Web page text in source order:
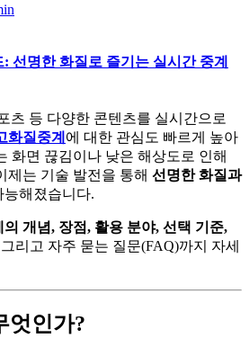
선명한 화질로 즐기는 실시간 중계
츠 등 다양한 콘텐츠를 실시간으로
화질중계 에 대한 관심도 빠르게 높아
화면 끊김이나 낮은 해상도로 인해
제는 기술 발전을 통해 선명한 화질과
능해졌습니다.
의 개념, 장점, 활용 분야, 선택 기준,
리고 자주 묻는 질문(FAQ)까지 자세
엇인가?